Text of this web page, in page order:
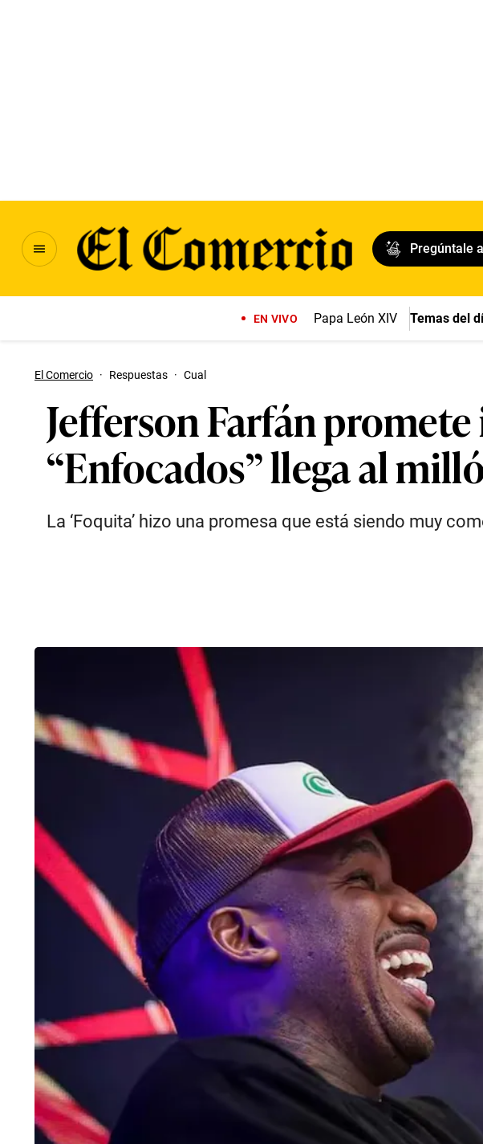
Pregúntale
EN VIVO Papa León XIV Temas del
El Comercio · Respuestas · Cual
Jefferson Farfán
“Enfocados” llega al
La ‘Foquita’ hizo una promesa que está siendo muy